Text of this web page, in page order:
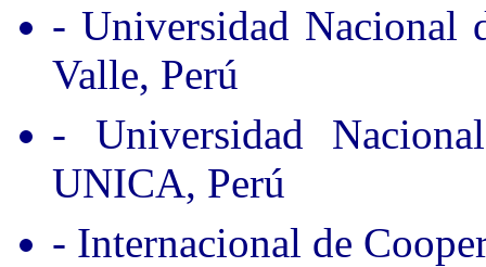
- Universidad Nacional
Valle, Perú
- Universidad
UNICA, Perú
- Internacional de